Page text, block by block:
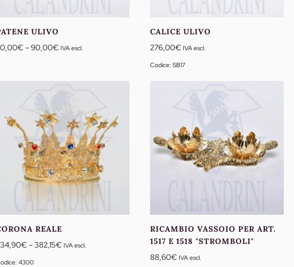
ULIVO
€ –90,00€ Fascia
da
90,00€
IVA escl.
CALICE ULIVO
276,00€ IVA escl.
Codice: SB17
REALE
€ –382,15€ Fascia
IVA escl.
4300
RICAMBIO VASSOIO PER ART.
1517 E 1518 "STROMBOLI"
88,60€ IVA escl.